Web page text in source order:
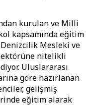
kurulan ve Milli
kapsamında eğitim
Mesleki ve
nitelikli
Uluslararası
göre hazırlanan
gelişmiş
eğitim alarak